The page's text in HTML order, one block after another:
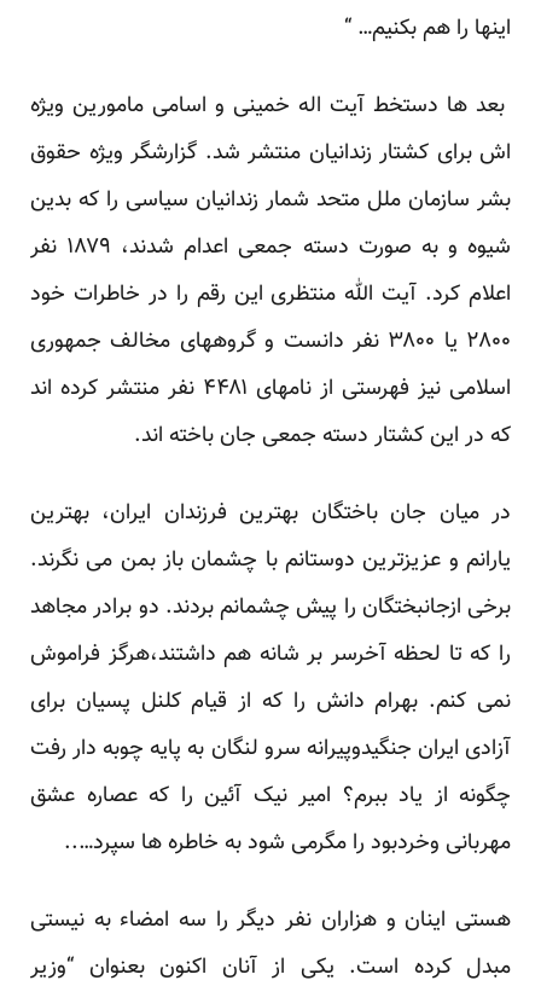
اینها را هم بکنیم… “
بعد ها دستخط آیت اله خمینی و اسامی مامورین ویژه
اش برای کشتار زندانیان منتشر شد. گزارشگر ویژه حقوق
بشر سازمان ملل متحد شمار زندانیان سیاسی را که بدین
شیوه و به صورت دسته جمعی اعدام شدند، ۱۸۷۹ نفر
اعلام کرد. آیت الله منتظری این رقم را در خاطرات خود
۲۸۰۰ یا ۳۸۰۰ نفر دانست و گروههای مخالف جمهوری
اسلامی نیز فهرستی از نامهای ۴۴۸۱ نفر منتشر کرده اند
که در این کشتار دسته جمعی جان باخته اند.
در میان جان باختگان بهترین فرزندان ایران، بهترین
یارانم و عزیزترین دوستانم با چشمان باز بمن می نگرند.
برخی ازجانبختگان را پیش چشمانم بردند. دو برادر مجاهد
را که تا لحظه آخرسر بر شانه هم داشتند،هرگز فراموش
نمی کنم. بهرام دانش را که از قیام کلنل پسیان برای
آزادی ایران جنگیدوپیرانه سرو لنگان به پایه چوبه دار رفت
چگونه از یاد ببرم؟ امیر نیک آئین را که عصاره عشق
مهربانی وخردبود را مگرمی شود به خاطره ها سپرد…..
هستی اینان و هزاران نفر دیگر را سه امضاء به نیستی
مبدل کرده است. یکی از آنان اکنون بعنوان “وزیر